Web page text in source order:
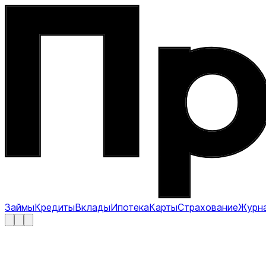
ЗаймыКредитыВкладыИпотекаКартыСтрахование